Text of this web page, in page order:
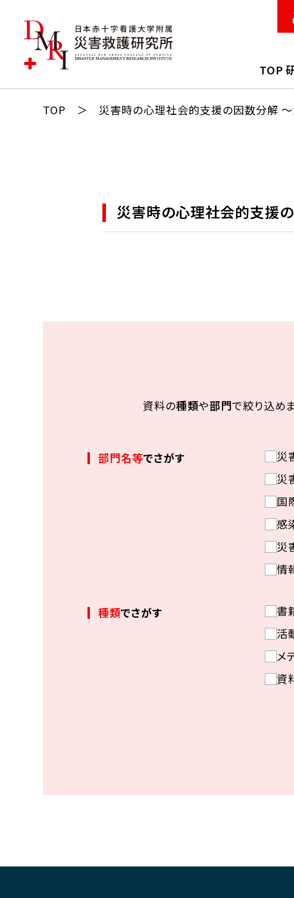
TOP
タベースTOP 災害時の心理社会的支援の因数分解
災害時の心理社会的支援
資料の種類や部門で絞り込め
部門名等でさがす 災
災
国
感
災
情
種類でさがす 書
活
メ
資